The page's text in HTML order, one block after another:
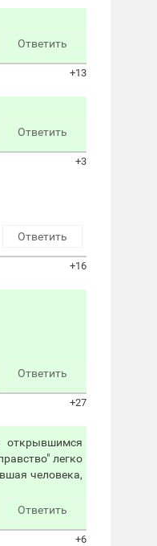
Ответить
+13
Ответить
+3
Ответить
+16
Ответить
+27
открывшимся
легко
человека,
Ответить
+6